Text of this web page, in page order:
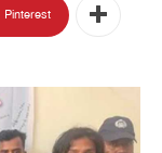
Pinterest